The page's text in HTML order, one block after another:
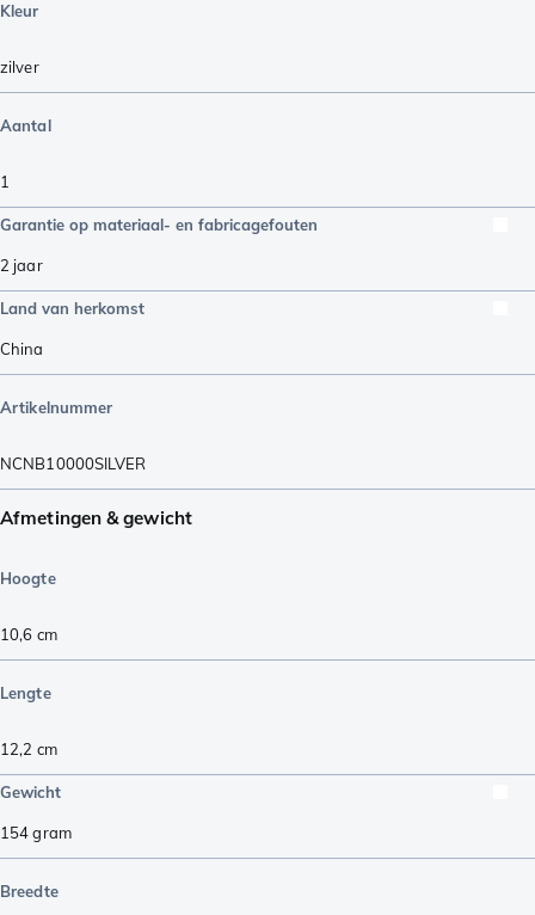
Kleur
zilver
Aantal
1
Garantie op materiaal- en fabricagefouten
2 jaar
Land van herkomst
China
Artikelnummer
NCNB10000SILVER
Afmetingen & gewicht
Hoogte
10,6 cm
Lengte
12,2 cm
Gewicht
154gram
Breedte